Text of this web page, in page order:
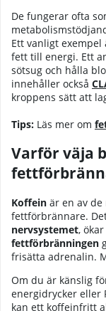
De fungerar ofta
Ett vanligt exempel
fett till energi. Ett
sötsug och hålla
innehåller också
kroppens sätt att
Tips: Läs mer om
Varför väja
Koffein är en av
fettförbrännare.
nervsystemet,
fettförbränningen
frisätta adrenalin.
Om du är känslig
energidrycker eller
kan ett koffeinfritt